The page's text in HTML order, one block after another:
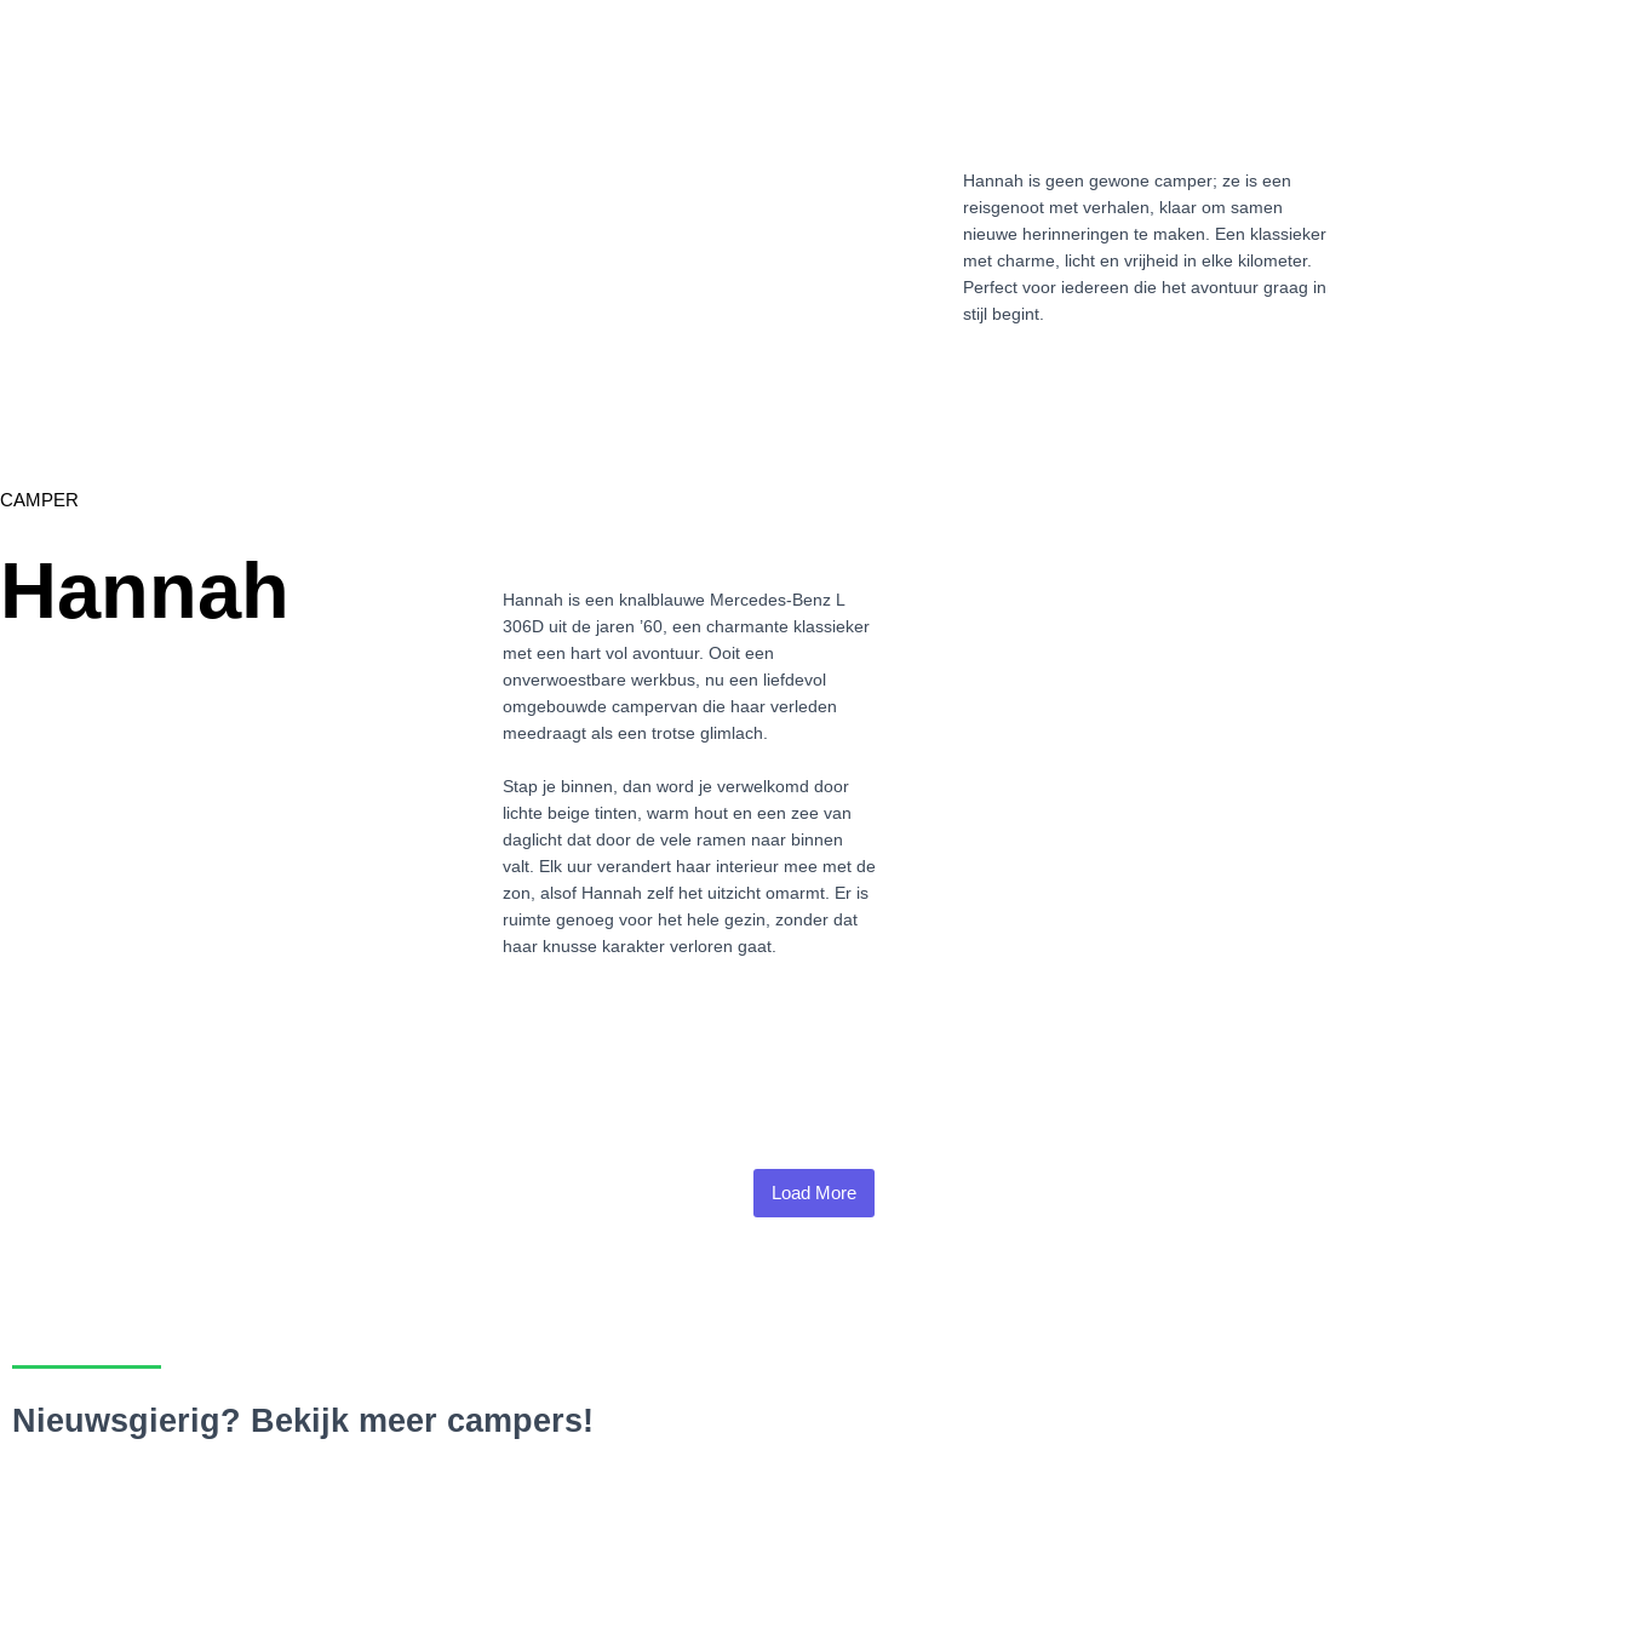
CAMPER
Hannah
Hannah is een knalblauwe Mercedes-Benz L
306D uit de jaren ’60, een charmante klassieker
met een hart vol avontuur. Ooit een
onverwoestbare werkbus, nu een liefdevol
omgebouwde campervan die haar verleden
meedraagt als een trotse glimlach.
Stap je binnen, dan word je verwelkomd door
lichte beige tinten, warm hout en een zee van
daglicht dat door de vele ramen naar binnen
valt. Elk uur verandert haar interieur mee met de
zon, alsof Hannah zelf het uitzicht omarmt. Er is
ruimte genoeg voor het hele gezin, zonder dat
haar knusse karakter verloren gaat.
Hannah is geen gewone camper; ze is een
reisgenoot met verhalen, klaar om samen
nieuwe herinneringen te maken. Een klassieker
met charme, licht en vrijheid in elke kilometer.
Perfect voor iedereen die het avontuur graag in
stijl begint.
Load More
Nieuwsgierig? Bekijk meer campers!